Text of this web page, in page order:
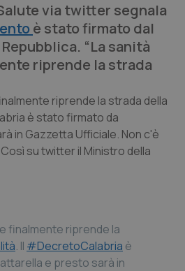
via twitter segnala
è stato firmato dal
“La sanità
riprende la strada
riprende la strada della
è stato firmato da
in Gazzetta Ufficiale. Non c'è
su twitter il Ministro della
finalmente riprende la
. Il #DecretoCalabria è
e presto sarà in